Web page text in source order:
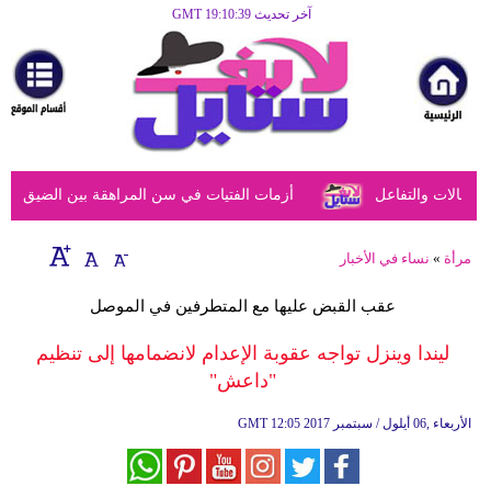
آخر تحديث GMT 19:10:39
مرأة
أزياء
أزياء
إسلامية
أزمات الفتيات في سن المراهقة بين الضيق والتفاعل
مرأة » نساء في الأخبار
عقب القبض عليها مع المتطرفين في الموصل
ليندا وينزل تواجه عقوبة الإعدام لانضمامها إلى تنظيم
"داعش"
GMT 12:05 2017 الأربعاء ,06 أيلول / سبتمبر